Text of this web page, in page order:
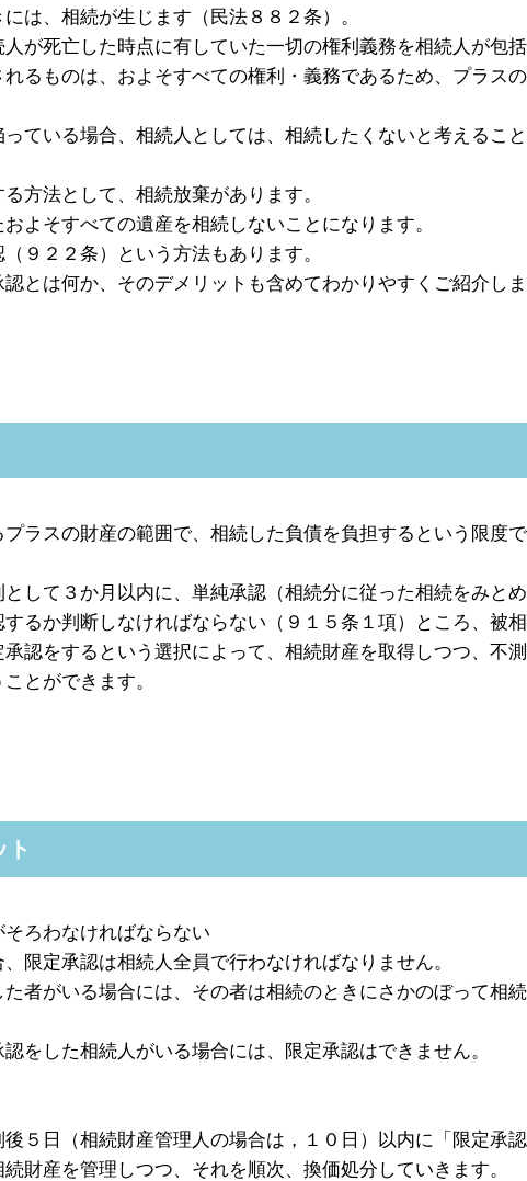
は、相続が生じます（民法８８２条）。
が死亡した時点に有していた一切の権利義務を相続人が包
るものは、およそすべての権利・義務であるため、プラス
ている場合、相続人としては、相続したくないと考えること
方法として、相続放棄があります。
よそすべての遺産を相続しないことになります。
９２２条）という方法もあります。
とは何か、そのデメリットも含めてわかりやすくご紹介しま
ラスの財産の範囲で、相続した負債を負担するという限度
して３か月以内に、単純承認（相続分に従った相続をみと
るか判断しなければならない（９１５条１項）ところ、被
認をするという選択によって、相続財産を取得しつつ、不
とができます。
ト
そろわなければならない
限定承認は相続人全員で行わなければなりません。
者がいる場合には、その者は相続のときにさかのぼって相
をした相続人がいる場合には、限定承認はできません。
５日（相続財産管理人の場合は，１０日）以内に「限定承
財産を管理しつつ、それを順次、換価処分していきます。